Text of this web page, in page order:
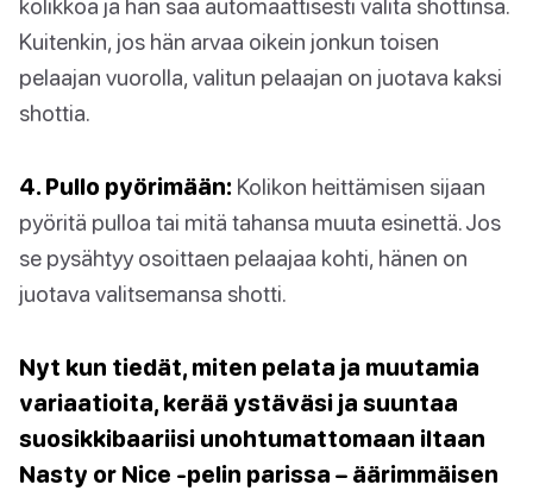
Kuitenkin, jos hän arvaa oikein jonkun toisen
pelaajan vuorolla, valitun pelaajan on juotava kaksi
shottia.
4. Pullo pyörimään: Kolikon heittämisen sijaan
pyöritä pulloa tai mitä tahansa muuta esinettä. Jos
se pysähtyy osoittaen pelaajaa kohti, hänen on
juotava valitsemansa shotti.
Nyt kun tiedät, miten pelata ja muutamia
variaatioita, kerää ystäväsi ja suuntaa
suosikkibaariisi unohtumattomaan iltaan
Nasty or Nice -pelin parissa – äärimmäisen